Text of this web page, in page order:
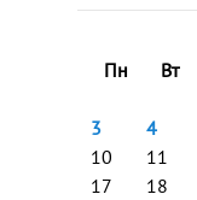
Пн
Вт
3
4
10
11
17
18